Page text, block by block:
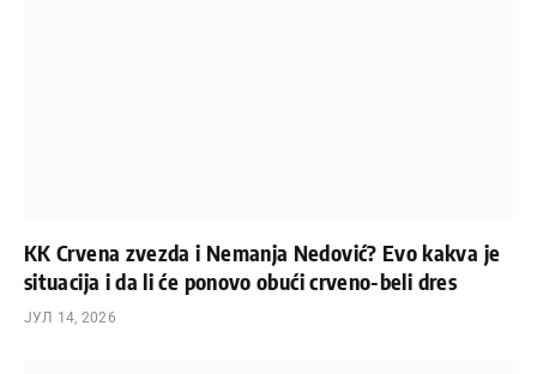
KK Crvena zvezda i Nemanja Nedović? Evo kakva je
situacija i da li će ponovo obući crveno-beli dres
ЈУЛ 14, 2026